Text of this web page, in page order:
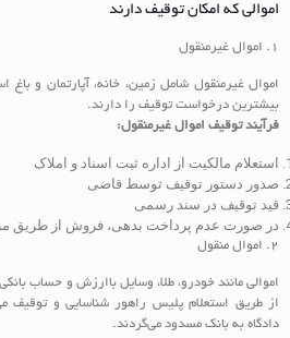
اموالی که امکان توقیف دارند
۱. اموال غیرمنقول
اموال غیرمنقول شامل زمین، خانه، آپارتمان و
بیشترین درخواست توقیف را دارند.
فرآیند توقیف اموال غیرمنقول:
استعلام مالکیت از اداره ثبت اسناد و املاک
صدور دستور توقیف توسط قاضی
قید توقیف در سند رسمی
در صورت عدم پرداخت بدهی، فروش از طریق
۲. اموال منقول
اموالی مانند خودرو، طلا، وسایل باارزش و حساب
از طریق استعلام پلیس راهور شناسایی و توقیف
دادگاه به بانک مسدود می‌گردند.